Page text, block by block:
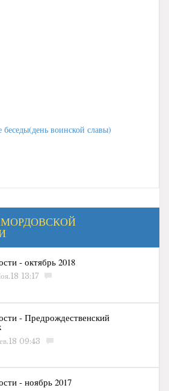
беседы(день воинской славы)
- октябрь 2018
13:17
- Предрождественский
09:43
- ноябрь 2017